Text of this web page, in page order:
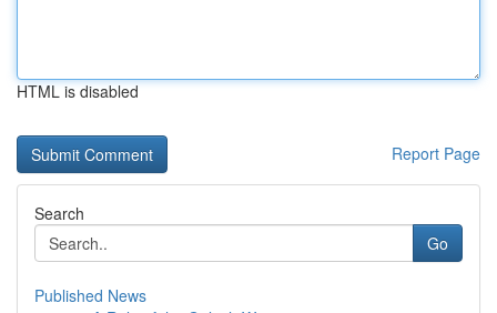
HTML is disabled
Report Page
Search
Go
Published News